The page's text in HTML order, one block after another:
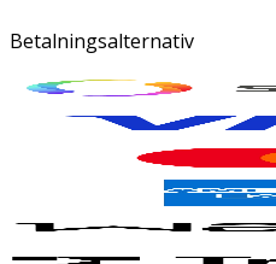
Betalningsalternativ